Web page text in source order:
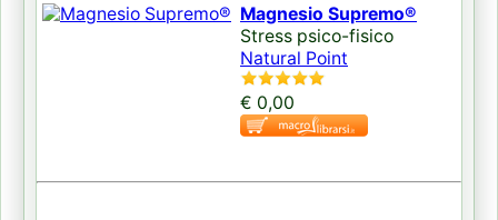
Magnesio Supremo®
Stress psico-fisico
Natural Point
€ 0,00